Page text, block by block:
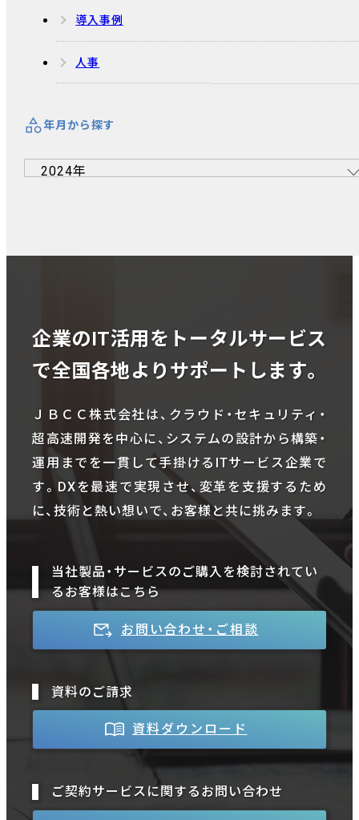
導入事例
人事
年月から探す
企業のIT活用をトータルサービス
で全国各地よりサポートします。
ＪＢＣＣ株式会社は、クラウド・セキュリティ・
超高速開発を中心に、システムの設計から構築・
運用までを一貫して手掛けるITサービス企業で
す。DXを最速で実現させ、変革を支援するため
に、技術と熱い想いで、お客様と共に挑みます。
当社製品・サービスのご購入を検討されてい
るお客様はこちら
お問い合わせ・ご相談
資料のご請求
資料ダウンロード
ご契約サービスに関するお問い合わせ